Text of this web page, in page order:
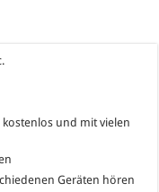
kostenlos und mit vielen
Geräten hören